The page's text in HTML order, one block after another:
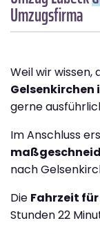
Umzugsfirma
Weil wir wissen,
gerne
Im Anschluss
nach
Die Fahrzeit
Stunden 22